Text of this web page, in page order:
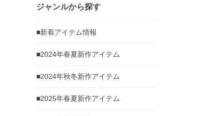
ジャンルから探す
■新着アイテム情報
■2024年春夏新作アイテム
■2024年秋冬新作アイテム
■2025年春夏新作アイテム